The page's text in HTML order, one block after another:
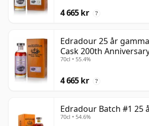
4 665 kr ?
Edradour 25 år
Cask 200th
70cl • 55.4%
4 665 kr ?
Edradour Batch #1 25
70cl • 54.6%